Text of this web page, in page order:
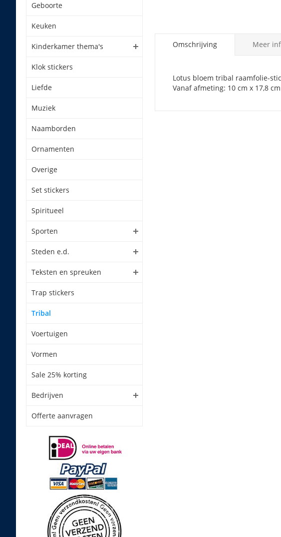
Omschrijving
Lotus bloem tribal raamfolie-
Vanaf afmeting: 10 cm x 17,8
Meer
Geboorte
Keuken
Kinderkamer thema's
Klok stickers
Liefde
Muziek
Naamborden
Ornamenten
Overige
Set stickers
Spiritueel
Sporten
Steden e.d.
Teksten en spreuken
Trap stickers
Tribal
Voertuigen
Vormen
Sale 25% korting
Bedrijven
Offerte aanvragen